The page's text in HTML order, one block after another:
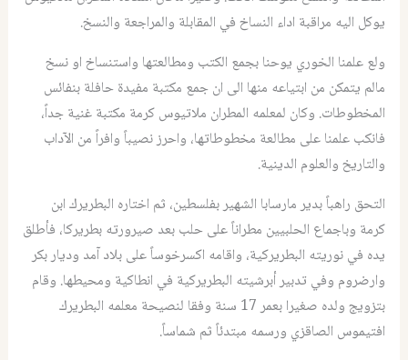
يوكل اليه مراقبة اداء النساخ في المقابلة والمراجعة والنسخ.
ولع علمنا الخوري يوحنا بجمع الكتب ومطالعتها واستنساخ او نسخ
مالم يتمكن من ابتياعه منها الى ان جمع مكتبة مفيدة حافلة بنفائس
المخطوطات. وكان لمعلمه المطران ملاتيوس كرمة مكتبة غنية جداً،
فانكب علمنا على مطالعة مخطوطاتها، واحرز نصيباً وافراً من الآداب
والتاريخ والعلوم الدينية.
التحق راهباً بدير مارسابا الشهير بفلسطين، ثم اختاره البطريرك ابن
كرمة وباجماع الحلبيين مطراناً على حلب بعد صيرورته بطريركا، فأطلق
يده في نوريته البطريركية، واقامه اكسرخوساً على بلاد آمد وديار بكر
وارضروم وفي تدبير أبرشيته البطريركية في انطاكية ومحيطها. وقام
بتزويج ولده صغيرا بعمر 17 سنة وفقا لنصيحة معلمه البطريرك
افتيموس الصاقزي ورسمه مبتدئاً ثم شماساً.